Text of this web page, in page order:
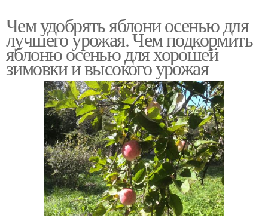
Чем удобрять яблони осенью для
лучшего урожая. Чем подкормить
яблоню осенью для хорошей
зимовки и высокого урожая